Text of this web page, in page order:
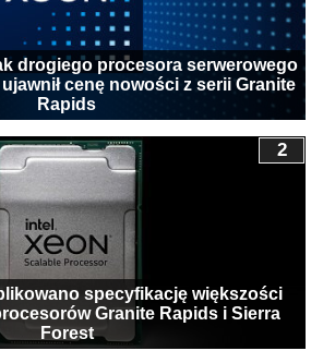
drogiego procesora serwerowego
cenę nowości z serii Granite
Rapids
specyfikację większości
Granite Rapids i Sierra
Forest
2